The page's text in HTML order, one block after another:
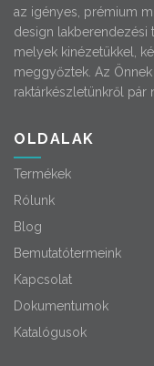
az igényes, prémium
design lakberendezési
melyek kinézetükkel,
meggyőztek. Az
raktárkészletünkről pár
OLDALAK
Termékek
Rólunk
Blog
Bemutatótermeink
Kapcsolat
Dokumentumok
Katalógusok